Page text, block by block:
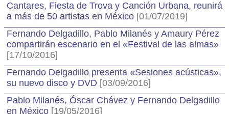
Cantares, Fiesta de Trova y Canción Urbana, reunirá
a más de 50 artistas en México [01/07/2019]
Fernando Delgadillo, Pablo Milanés y Amaury Pérez
compartirán escenario en el «Festival de las almas»
[17/10/2016]
Fernando Delgadillo presenta «Sesiones acústicas»,
su nuevo disco y DVD [03/09/2016]
Pablo Milanés, Óscar Chávez y Fernando Delgadillo
en México [19/05/2016]